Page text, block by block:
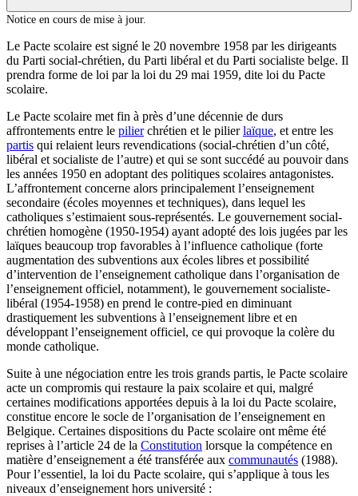
Notice en cours de mise à jour.
Le Pacte scolaire est signé le 20 novembre 1958 par les dirigeants
du Parti social-chrétien, du Parti libéral et du Parti socialiste belge. Il
prendra forme de loi par la loi du 29 mai 1959, dite loi du Pacte
scolaire.
Le Pacte scolaire met fin à près d’une décennie de durs
affrontements entre le pilierchrétien et le pilierlaïque, et entre les
partis qui relaient leurs revendications (social-chrétien d’un côté,
libéral et socialiste de l’autre) et qui se sont succédé au pouvoir dans
les années 1950 en adoptant des politiques scolaires antagonistes.
L’affrontement concerne alors principalement l’enseignement
secondaire (écoles moyennes et techniques), dans lequel les
catholiques s’estimaient sous-représentés. Le gouvernement social-
chrétien homogène (1950-1954) ayant adopté des lois jugées par les
laïques beaucoup trop favorables à l’influence catholique (forte
augmentation des subventions aux écoles libres et possibilité
d’intervention de l’enseignement catholique dans l’organisation de
l’enseignement officiel, notamment), le gouvernement socialiste-
libéral (1954-1958) en prend le contre-pied en diminuant
drastiquement les subventions à l’enseignement libre et en
développant l’enseignement officiel, ce qui provoque la colère du
monde catholique.
Suite à une négociation entre les trois grands partis, le Pacte scolaire
acte un compromis qui restaure la paix scolaire et qui, malgré
certaines modifications apportées depuis à la loi du Pacte scolaire,
constitue encore le socle de l’organisation de l’enseignement en
Belgique. Certaines dispositions du Pacte scolaire ont même été
reprises à l’article 24 de la Constitution lorsque la compétence en
matière d’enseignement a été transférée aux communautés (1988).
Pour l’essentiel, la loi du Pacte scolaire, qui s’applique à tous les
niveaux d’enseignement hors université :